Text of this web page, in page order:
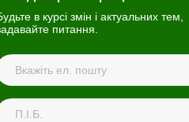
в курсі змін і актуальних тем,
питання.